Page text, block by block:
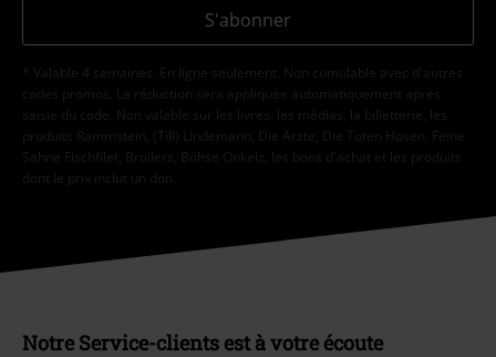
S'abonner
* Valable 4 semaines. En ligne seulement. Non cumulable avec d'autres
codes promos. La réduction sera appliquée automatiquement après
saisie du code. Non valable sur les livres, les médias, la billetterie, les
produits Rammstein, (Till) Lindemann, Die Ärzte, Die Toten Hosen, Feine
Sahne Fischfilet, Broilers, Böhse Onkelz, les bons d'achat et les produits
dont le prix inclut un don.
Notre Service-clients est à votre écoute